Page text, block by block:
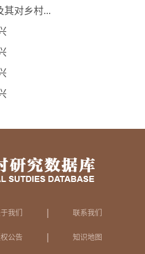
其对乡村...
我们 联系我们
权公告 知识地图